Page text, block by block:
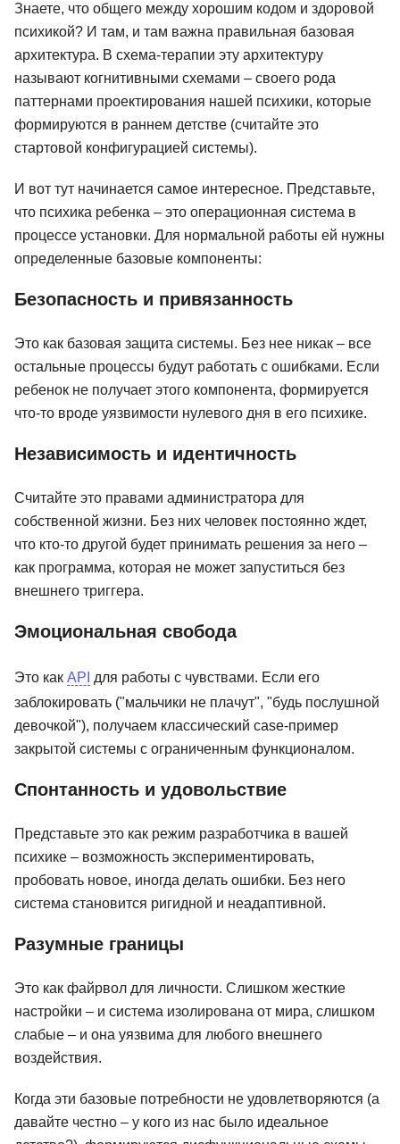
Знаете, что общего между хорошим кодом и здоровой
психикой? И там, и там важна правильная базовая
архитектура. В схема-терапии эту архитектуру
называют когнитивными схемами – своего рода
паттернами проектирования нашей психики, которые
формируются в раннем детстве (считайте это
стартовой конфигурацией системы).
И вот тут начинается самое интересное. Представьте,
что психика ребенка – это операционная система в
процессе установки. Для нормальной работы ей нужны
определенные базовые компоненты:
Безопасность и привязанность
Это как базовая защита системы. Без нее никак – все
остальные процессы будут работать с ошибками. Если
ребенок не получает этого компонента, формируется
что-то вроде уязвимости нулевого дня в его психике.
Независимость и идентичность
Считайте это правами администратора для
собственной жизни. Без них человек постоянно ждет,
что кто-то другой будет принимать решения за него –
как программа, которая не может запуститься без
внешнего триггера.
Эмоциональная свобода
Это как API для работы с чувствами. Если его
заблокировать ("мальчики не плачут", "будь послушной
девочкой"), получаем классический case-пример
закрытой системы с ограниченным функционалом.
Спонтанность и удовольствие
Представьте это как режим разработчика в вашей
психике – возможность экспериментировать,
пробовать новое, иногда делать ошибки. Без него
система становится ригидной и неадаптивной.
Разумные границы
Это как файрвол для личности. Слишком жесткие
настройки – и система изолирована от мира, слишком
слабые – и она уязвима для любого внешнего
воздействия.
Когда эти базовые потребности не удовлетворяются (а
давайте честно – у кого из нас было идеальное